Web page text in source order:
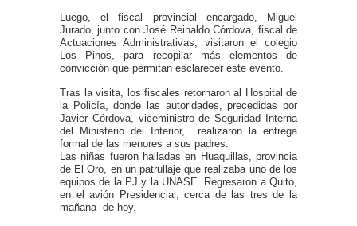
Luego, el fiscal provincial encargado, Miguel
Jurado, junto con José Reinaldo Córdova, fiscal de
Actuaciones Administrativas, visitaron el colegio
Los Pinos, para recopilar más elementos de
convicción que permitan esclarecer este evento.
Tras la visita, los fiscales retornaron al Hospital de
la Policía, donde las autoridades, precedidas por
Javier Córdova, viceministro de Seguridad Interna
del Ministerio del Interior, realizaron la entrega
formal de las menores a sus padres.
Las niñas fueron halladas en Huaquillas, provincia
de El Oro, en un patrullaje que realizaba uno de los
equipos de la PJ y la UNASE. Regresaron a Quito,
en el avión Presidencial, cerca de las tres de la
mañana de hoy.